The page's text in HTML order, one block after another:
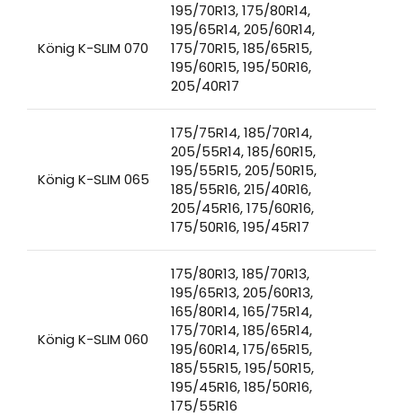
König K-SLIM 070
195/70R13, 175/80R14,
195/65R14, 205/60R14,
175/70R15, 185/65R15,
195/60R15, 195/50R16,
205/40R17
König K-SLIM 065
175/75R14, 185/70R14,
205/55R14, 185/60R15,
195/55R15, 205/50R15,
185/55R16, 215/40R16,
205/45R16, 175/60R16,
175/50R16, 195/45R17
König K-SLIM 060
175/80R13, 185/70R13,
195/65R13, 205/60R13,
165/80R14, 165/75R14,
175/70R14, 185/65R14,
195/60R14, 175/65R15,
185/55R15, 195/50R15,
195/45R16, 185/50R16,
175/55R16